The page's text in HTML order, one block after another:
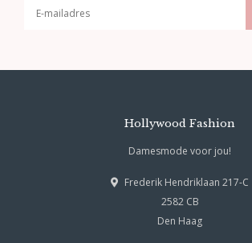
Hollywood Fashion
Damesmode voor jou!
Frederik Hendriklaan 217-C
2582 CB
Den Haag